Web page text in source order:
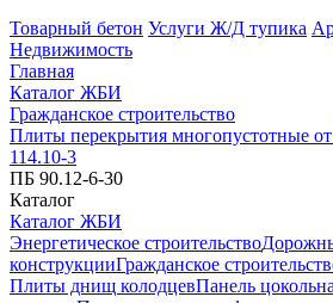
Товарный бетон Услуги Ж/Д тупика
Недвижимость
Главная
Каталог ЖБИ
Гражданское строительство
Плиты перекрытия многопустотные
114.10-3
ПБ 90.12-6-30
Каталог
Каталог ЖБИ
Энергетическое строительство
конструкцииГражданское
Плиты днищ колодцевПанель